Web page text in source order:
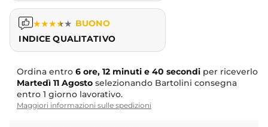
★★★★★ BUONO
INDICE QUALITATIVO
Ordina entro 6 ore, 12 minuti e 39 secondiper riceverlo
Martedì 11 Agosto selezionando Bartolini consegna
entro 1 giorno lavorativo.
Maggiori informazioni sulle spedizioni